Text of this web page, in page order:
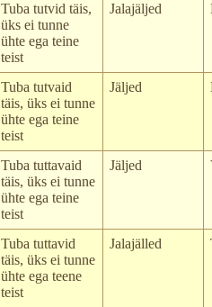
Tuba tutvid täis,
üks ei tunne
ühte ega teine
teist
Jalajäljed
Tuba tutvaid
täis, üks ei tunne
ühte ega teine
teist
Jäljed
Tuba tuttavaid
täis, üks ei tunne
ühte ega teine
teist
Jäljed
Tuba tuttavid
täis, üks ei tunne
ühte ega teene
teist
Jalajälled